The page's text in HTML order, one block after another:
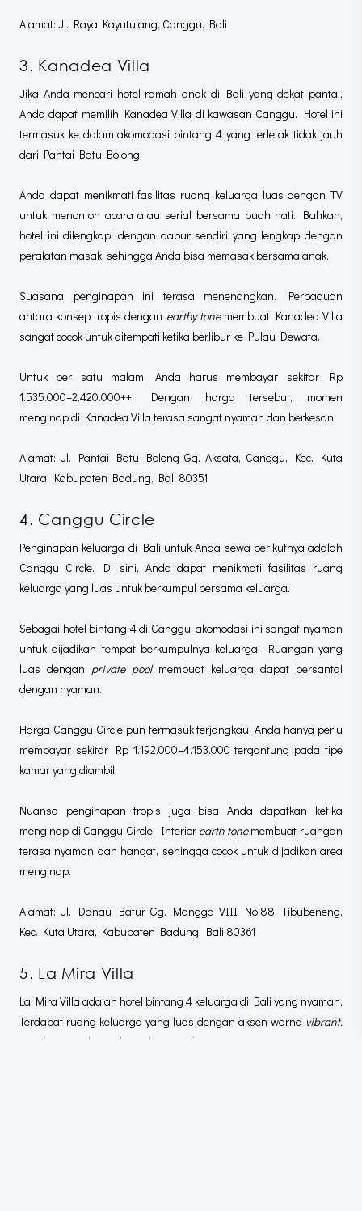
Alamat: Jl. Raya Kayutulang, Canggu, Bali
3. Kanadea Villa
Jika Anda mencari hotel ramah anak di Bali yang dekat pantai,
Anda dapat memilih Kanadea Villa di kawasan Canggu. Hotel ini
termasuk ke dalam akomodasi bintang 4 yang terletak tidak jauh
dari Pantai Batu Bolong.
Anda dapat menikmati fasilitas ruang keluarga luas dengan TV
untuk menonton acara atau serial bersama buah hati. Bahkan,
hotel ini dilengkapi dengan dapur sendiri yang lengkap dengan
peralatan masak, sehingga Anda bisa memasak bersama anak.
Suasana penginapan ini terasa menenangkan. Perpaduan
antara konsep tropis dengan earthy tone membuat Kanadea Villa
sangat cocok untuk ditempati ketika berlibur ke Pulau Dewata.
Untuk per satu malam, Anda harus membayar sekitar Rp
1.535.000–2.420.000++. Dengan harga tersebut, momen
menginap di Kanadea Villa terasa sangat nyaman dan berkesan.
Alamat: Jl. Pantai Batu Bolong Gg. Aksata, Canggu, Kec. Kuta
Utara, Kabupaten Badung, Bali 80351
4. Canggu Circle
Penginapan keluarga di Bali untuk Anda sewa berikutnya adalah
Canggu Circle. Di sini, Anda dapat menikmati fasilitas ruang
keluarga yang luas untuk berkumpul bersama keluarga.
Sebagai hotel bintang 4 di Canggu, akomodasi ini sangat nyaman
untuk dijadikan tempat berkumpulnya keluarga. Ruangan yang
luas dengan private poolmembuat keluarga dapat bersantai
dengan nyaman.
Harga Canggu Circle pun termasuk terjangkau. Anda hanya perlu
membayar sekitar Rp 1.192.000–4.153.000 tergantung pada tipe
kamar yang diambil.
Nuansa penginapan tropis juga bisa Anda dapatkan ketika
menginap di Canggu Circle. Interior earth tonemembuat ruangan
terasa nyaman dan hangat, sehingga cocok untuk dijadikan area
menginap.
Alamat: Jl. Danau Batur Gg. Mangga VIII No.88, Tibubeneng,
Kec. Kuta Utara, Kabupaten Badung, Bali 80361
5. La Mira Villa
La Mira Villa adalah hotel bintang 4 keluarga di Bali yang nyaman.
Terdapat ruang keluarga yang luas dengan aksen warna vibrant.
Aspek ini membuat akomodasi tersebut terasa nyaman.